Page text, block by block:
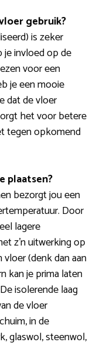
gebruik?
is zeker
je invloed op de
voor een
je een mooie
dat de vloer
het voor betere
tegen opkomend
plaatsen?
bezorgt jou een
Door
lagere
z’n uitwerking op
(denk dan aan
kan je prima laten
isolerende laag
de vloer
in de
glaswol, steenwol,